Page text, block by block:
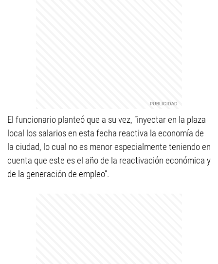
El funcionario planteó que a su vez, “inyectar en la plaza
local los salarios en esta fecha reactiva la economía de
la ciudad, lo cual no es menor especialmente teniendo en
cuenta que este es el año de la reactivación económica y
de la generación de empleo”.